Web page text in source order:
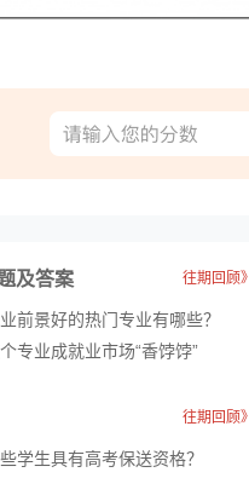
及答案 往期回顾》
前景好的热门专业有哪些？
专业成就业市场“香饽饽”​
往期回顾》
学生具有高考保送资格？